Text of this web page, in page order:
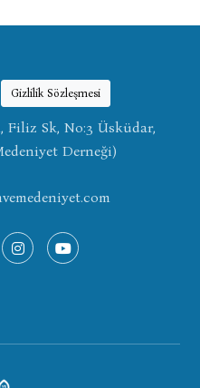
Gizlilik Sözleşmesi
Filiz Sk, No:3 Üsküdar,
Derneği)